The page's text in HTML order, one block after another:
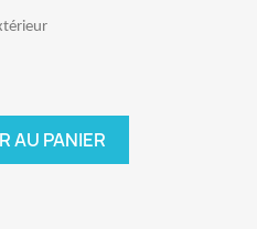
AU PANIER